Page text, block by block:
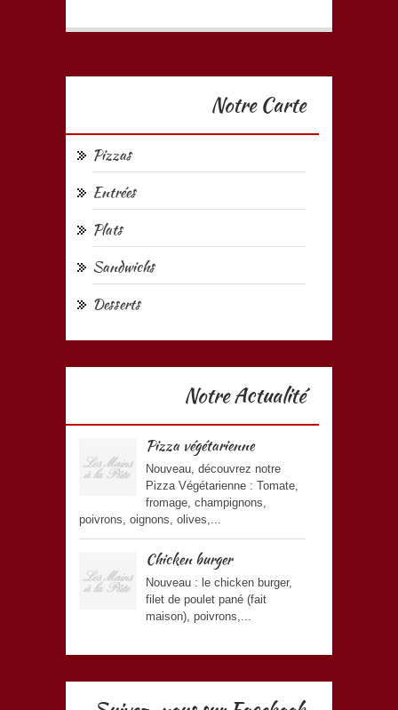
Notre Carte
Pizzas
Entrées
Plats
Sandwichs
Desserts
Notre Actualité
Pizza végétarienne
Nouveau, découvrez notre
Pizza Végétarienne : Tomate,
fromage, champignons,
poivrons, oignons, olives,...
Chicken burger
Nouveau : le chicken burger,
filet de poulet pané (fait
maison), poivrons,...